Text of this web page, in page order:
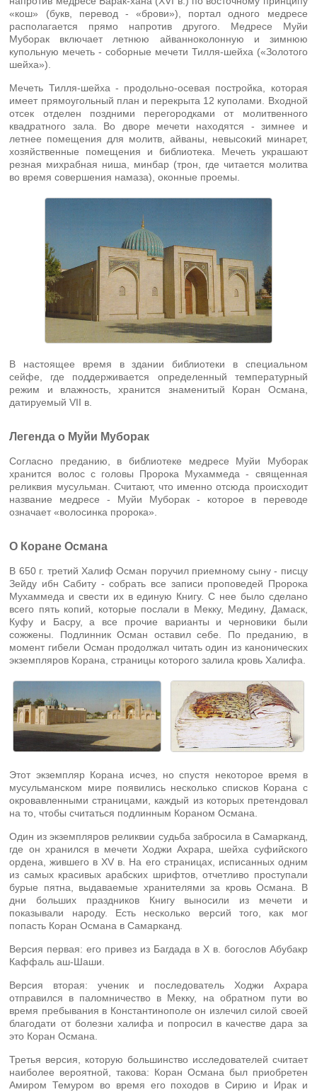
«кош» (букв, перевод - «брови»), портал одного медресе
располагается прямо напротив другого. Медресе Муйи
Муборак включает летнюю айванноколонную и зимнюю
купольную мечеть - соборные мечети Тилля-шейха («Золотого
шейха»).
Мечеть Тилля-шейха - продольно-осевая постройка, которая
имеет прямоугольный план и перекрыта 12 куполами. Входной
отсек отделен поздними перегородками от молитвенного
квадратного зала. Во дворе мечети находятся - зимнее и
летнее помещения для молитв, айваны, невысокий минарет,
хозяйственные помещения и библиотека. Мечеть украшают
резная михрабная ниша, минбар (трон, где читается молитва
во время совершения намаза), оконные проемы.
В настоящее время в здании библиотеки в специальном
сейфе, где поддерживается определенный температурный
режим и влажность, хранится знаменитый Коран Османа,
датируемый VII в.
Легенда о Муйи Муборак
Согласно преданию, в библиотеке медресе Муйи Муборак
хранится волос с головы Пророка Мухаммеда - священная
реликвия мусульман. Считают, что именно отсюда происходит
название медресе - Муйи Муборак - которое в переводе
означает «волосинка пророка».
О Коране Османа
В 650 г. третий Халиф Осман поручил приемному сыну - писцу
Зейду ибн Сабиту - собрать все записи проповедей Пророка
Мухаммеда и свести их в единую Книгу. С нее было сделано
всего пять копий, которые послали в Мекку, Медину, Дамаск,
Куфу и Басру, а все прочие варианты и черновики были
сожжены. Подлинник Осман оставил себе. По преданию, в
момент гибели Осман продолжал читать один из канонических
экземпляров Корана, страницы которого залила кровь Халифа.
Этот экземпляр Корана исчез, но спустя некоторое время в
мусульманском мире появились несколько списков Корана с
окровавленными страницами, каждый из которых претендовал
на то, чтобы считаться подлинным Кораном Османа.
Один из экземпляров реликвии судьба забросила в Самарканд,
где он хранился в мечети Ходжи Ахрара, шейха суфийского
ордена, жившего в XV в. На его страницах, исписанных одним
из самых красивых арабских шрифтов, отчетливо проступали
бурые пятна, выдаваемые хранителями за кровь Османа. В
дни больших праздников Книгу выносили из мечети и
показывали народу. Есть несколько версий того, как мог
попасть Коран Османа в Самарканд.
Версия первая: его привез из Багдада в X в. богослов Абубакр
Каффаль аш-Шаши.
Версия вторая: ученик и последователь Ходжи Ахрара
отправился в паломничество в Мекку, на обратном пути во
время пребывания в Константинополе он излечил силой своей
благодати от болезни халифа и попросил в качестве дара за
это Коран Османа.
Третья версия, которую большинство исследователей считает
наиболее вероятной, такова: Коран Османа был приобретен
Амиром Темуром во время его походов в Сирию и Ирак и